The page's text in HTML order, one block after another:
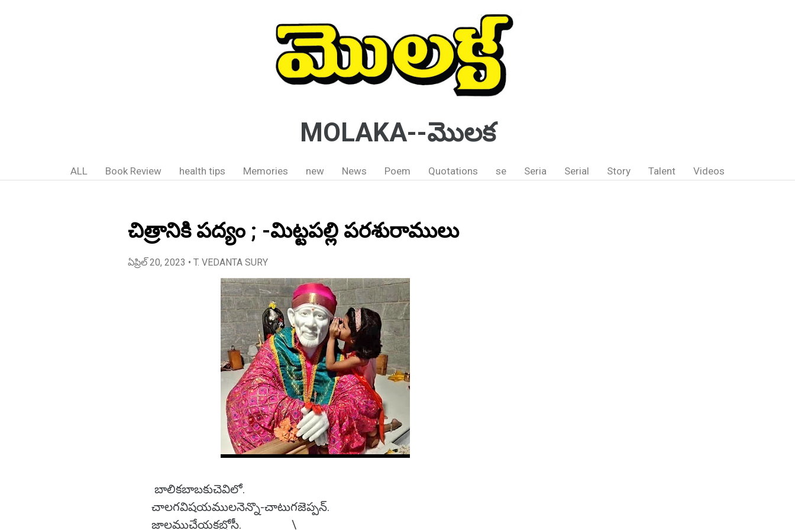
MOLAKA--మొలక
ALL Book Review health tips Memories new News Poem Quotations se Seria Serial Story Talent Videos
చిత్రానికి పద్యం ; -మిట్టపల్లి పరశురాములు
ఏప్రిల్ 20, 2023 • T. VEDANTA SURY
బాలికబాబకుచెవిలో.
చాలగవిషయములనెన్నొ-చాటుగజెప్పన్.
జాలముచేయకబ్రోసీ. \